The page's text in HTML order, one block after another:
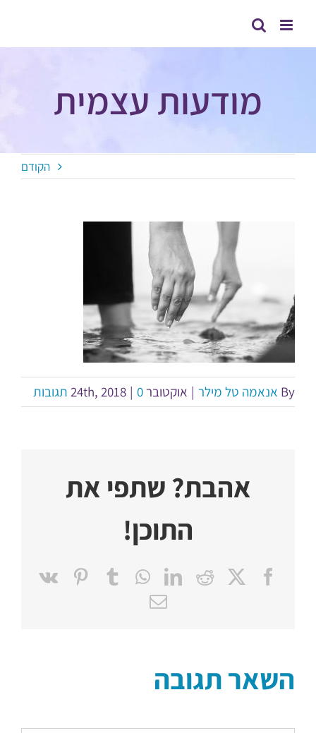
מודעות עצמית
הקודם
By אנאמה טל מילר | אוקטובר 24th, 2018 | 0 תגובות
אהבת? שתפי את
התוכן!
Facebook
Reddit
LinkedIn
WhatsApp
Tumblr
Pinterest
Vk
כתובת
השאר תגובה